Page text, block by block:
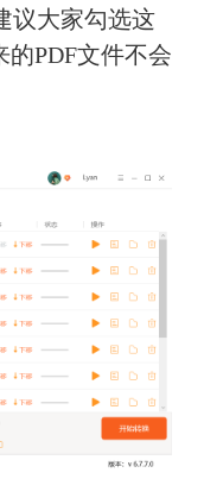
大家勾选这
的PDF文件不会